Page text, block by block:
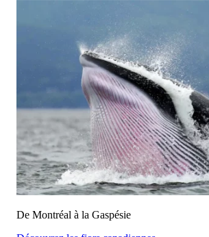
De Montréal à la Gaspésie